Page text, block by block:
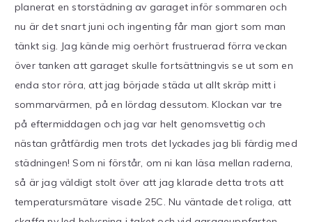
planerat en storstädning av garaget inför sommaren och
nu är det snart juni och ingenting får man gjort som man
tänkt sig. Jag kände mig oerhört frustruerad förra veckan
över tanken att garaget skulle fortsättningvis se ut som en
enda stor röra, att jag började städa ut allt skräp mitt i
sommarvärmen, på en lördag dessutom. Klockan var tre
på eftermiddagen och jag var helt genomsvettig och
nästan gråtfärdig men trots det lyckades jag bli färdig med
städningen! Som ni förstår, om ni kan läsa mellan raderna,
så är jag väldigt stolt över att jag klarade detta trots att
temperatursmätare visade 25C. Nu väntade det roliga, att